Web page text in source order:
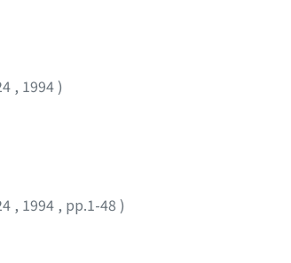
, 1994)
, 1994 , pp.1-48 )